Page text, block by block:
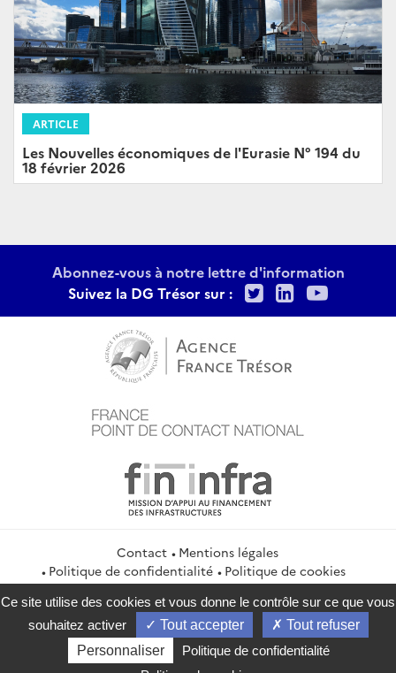
ARTICLE
Les Nouvelles économiques de l'Eurasie N° 194 du
18 février 2026
Abonnez-vous à notre lettre d'information
Suivez la DG Trésor sur :
TwitterLinkedIn
Contact
Mentions légales
Politique de confidentialité
Politique de cookies
Gestion des cookies
Flux RSS
service-public.gouv.fr
legifrance.gouv.fr
info.gouv.fr
data.gouv.fr
Ce site utilise des cookies et vous donne le contrôle sur ce que vous
souhaitez activer
Tout accepter
Tout refuser
Personnaliser
Politique de confidentialité